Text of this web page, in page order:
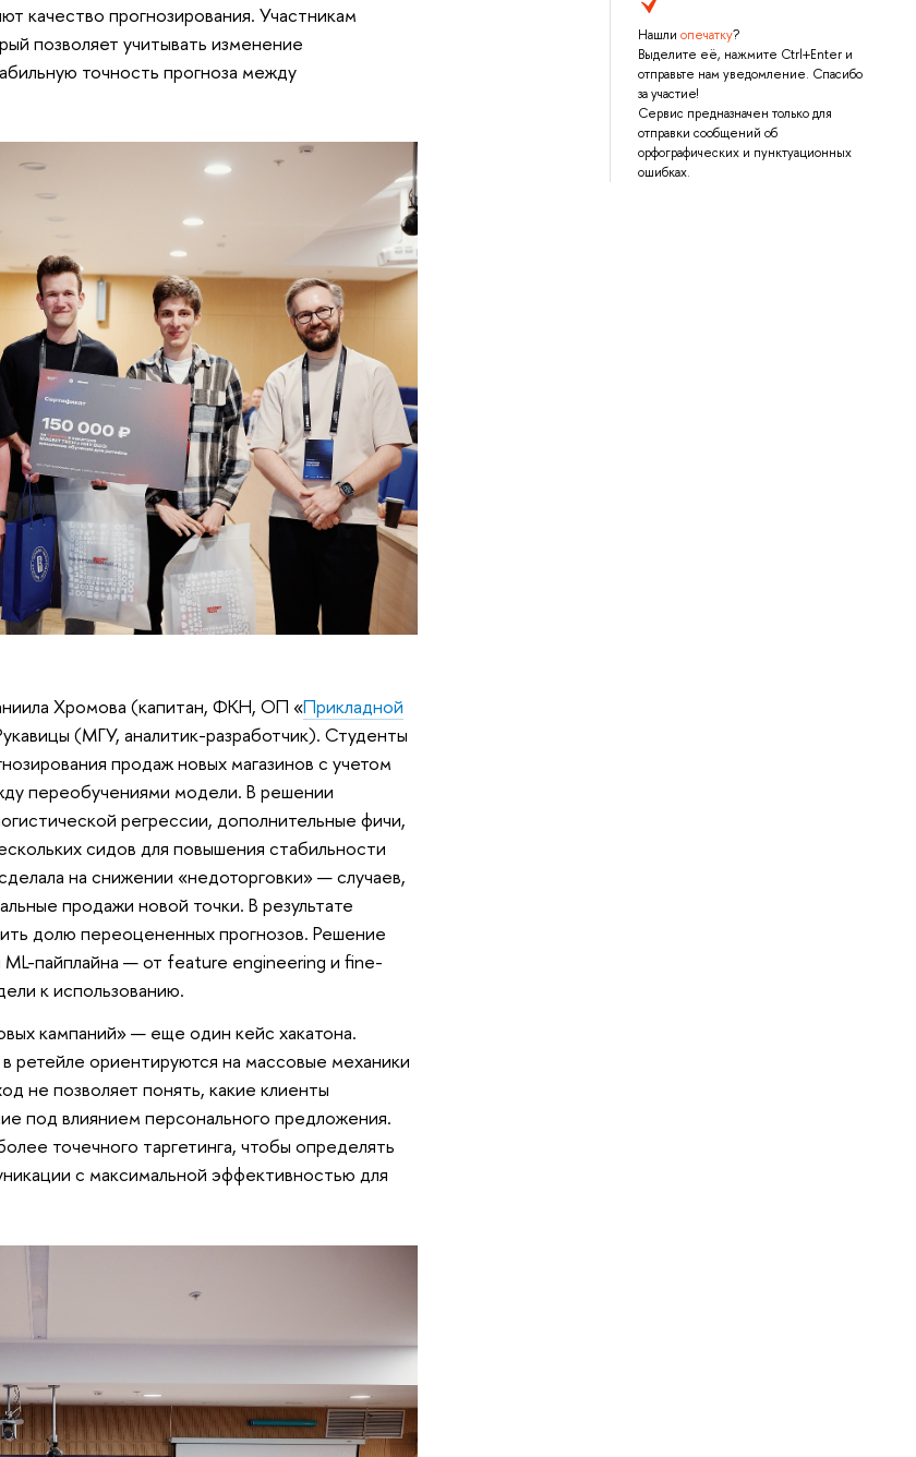
Нашли опечатку?
Выделите её, нажмите Ctrl+Enter и
отправьте нам уведомление. Спасибо
за участие!
Сервис предназначен только для
отправки сообщений об
орфографических и пунктуационных
ошибках.
качество прогнозирования. Участникам
позволяет учитывать изменение
точность прогноза между
Хромова (капитан, ФКН, ОП «Прикладной
(МГУ, аналитик-разработчик). Студенты
продаж новых магазинов с учетом
переобучениями модели. В решении
регрессии, дополнительные фичи,
сидов для повышения стабильности
на снижении «недоторговки» — случаев,
продажи новой точки. В результате
долю переоцененных прогнозов. Решение
ML-пайплайна — от feature engineering и fine-
к использованию.
кампаний» — еще один кейс хакатона.
ретейле ориентируются на массовые механики
не позволяет понять, какие клиенты
под влиянием персонального предложения.
точечного таргетинга, чтобы определять
с максимальной эффективностью для